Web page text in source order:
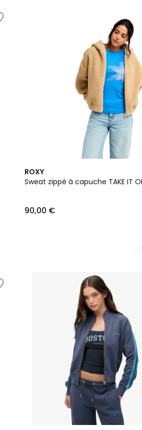
ROXY
Sweat zippé à capuche TAKE IT
90,00 €
2
Couleurs